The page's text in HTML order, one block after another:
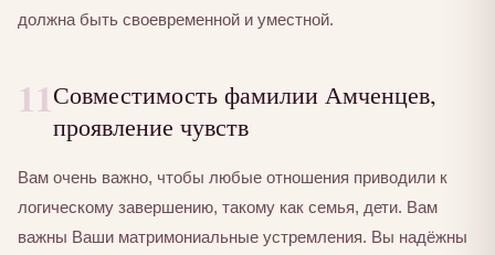
должна быть своевременной и уместной.
11Совместимость фамилии Амченцев,
проявление чувств
Вам очень важно, чтобы любые отношения приводили к
логическому завершению, такому как семья, дети. Вам
важны Ваши матримониальные устремления. Вы надёжны